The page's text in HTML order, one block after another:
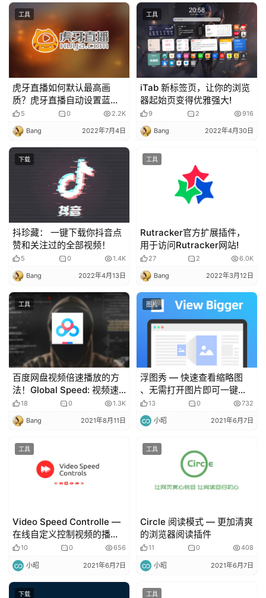
页
安
卓
扩
展
插
件
快
捷
指
令
具
的
项
目
注册
工具
虎牙直播如何默认最高画
质？虎牙直播自动设置蓝光
10m画质插件。
5 0 2.2K
Bang 2022年7月4日
工具
iTab 新标签页，让你的浏览
器起始页变得优雅强大!
9 2 916
Bang 2022年4月30日
下载
抖珍藏： 一键下载你抖音点
赞和关注过的全部视频！
5 0 1.4K
Bang 2022年4月13日
工具
Rutracker官方扩展插件，
用于访问Rutracker网站!
27 2 6.0K
Bang 2022年3月12日
工具
百度网盘视频倍速播放的方
法！Global Speed: 视频速
度控制
18 0 1.3K
Bang 2021年8月11日
图片
浮图秀 — 快速查看缩略图
、无需打开图片即可一键保
存原图
13 0 732
小昭 2021年6月7日
工具
Video Speed Controlle —
在线自定义控制视频的播放
速度！
10 0 656
小昭 2021年6月7日
工具
Circle 阅读模式 — 更加清爽
的浏览器阅读插件
11 0 408
小昭 2021年6月7日
下载 工具